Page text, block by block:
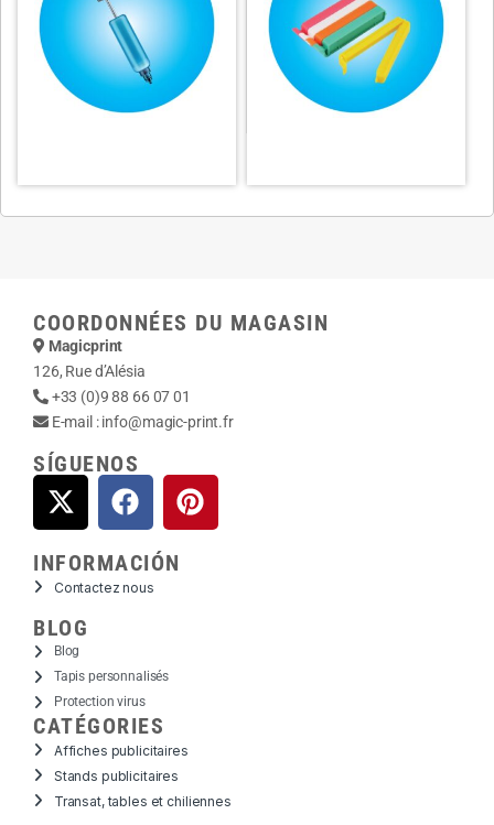
COORDONNÉES DU MAGASIN
Magicprint
126, Rue d’Alésia
+33 (0)9 88 66 07 01
E-mail :info@magic-print.fr
SÍGUENOS
INFORMACIÓN
Contactez nous
CATÉGORIES
Affiches publicitaires
Stands publicitaires
Transat, tables et chiliennes
BLOG
Blog
Tapis personnalisés
Protection virus